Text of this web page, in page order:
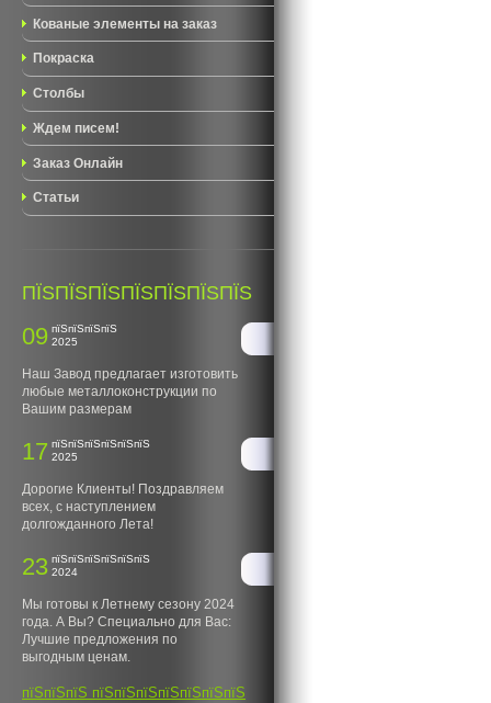
Кованые элементы на заказ
Покраска
Столбы
Ждем писем!
Заказ Онлайн
Статьи
ПЇЅПЇЅПЇЅПЇЅПЇЅПЇЅПЇЅ
09 пїЅпїЅпїЅпїЅ
2025
Наш Завод предлагает изготовить
любые металлоконструкции по
Вашим размерам
17 пїЅпїЅпїЅпїЅпїЅпїЅ
2025
Дорогие Клиенты! Поздравляем
всех, с наступлением
долгожданного Лета!
23 пїЅпїЅпїЅпїЅпїЅпїЅ
2024
Мы готовы к Летнему сезону 2024
года. А Вы? Специально для Вас:
Лучшие предложения по
выгодным ценам.
пїЅпїЅпїЅ пїЅпїЅпїЅпїЅпїЅпїЅпїЅ